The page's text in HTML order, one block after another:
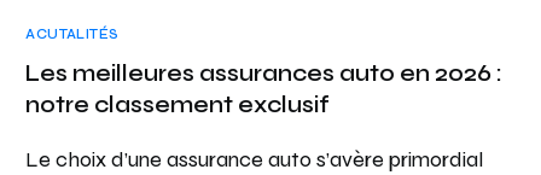
ACUTALITÉS
Les meilleures assurances auto en 2026 :
notre classement exclusif
Le choix d’une assurance auto s’avère primordial